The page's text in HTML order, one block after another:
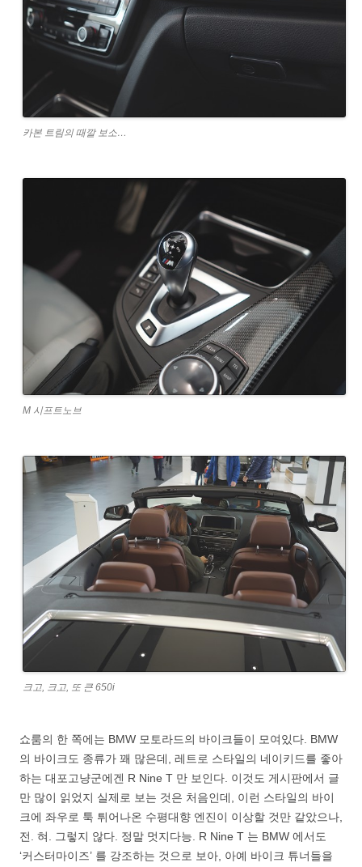
카본 트림의 때깔 보소…
M 시프트노브
크고, 크고, 또 큰 650i
쇼룸의 한 쪽에는 BMW 모토라드의 바이크들이 모여있다. BMW
의 바이크도 종류가 꽤 많은데, 레트로 스타일의 네이키드를 좋아
하는 대포고냥군에겐 R Nine T 만 보인다. 이것도 게시판에서 글
만 많이 읽었지 실제로 보는 것은 처음인데, 이런 스타일의 바이
크에 좌우로 툭 튀어나온 수평대향 엔진이 이상할 것만 같았으나,
전. 혀. 그렇지 않다. 정말 멋지다능. R Nine T 는 BMW 에서도
‘커스터마이즈’ 를 강조하는 것으로 보아, 아예 바이크 튜너들을